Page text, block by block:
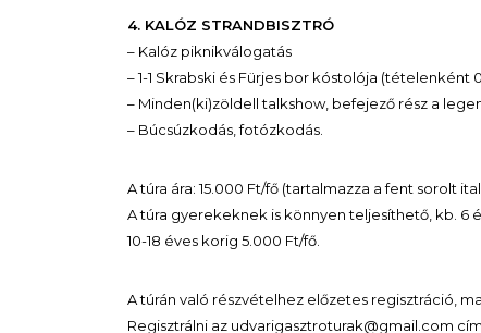
4. KALÓZ STRANDBISZTRÓ
– Kalóz piknikválogatás
– 1-1 Skrabski és Fürjes bor kóstolója (tételenként
– Minden(ki)zöldell talkshow, befejező rész a
– Búcsúzkodás, fotózkodás.
A túra ára: 15.000 Ft/fő (tartalmazza a fent sorolt
A túra gyerekeknek is könnyen teljesíthető, kb. 6
10-18 éves korig 5.000 Ft/fő.
A túrán való részvételhez előzetes regisztráció,
Regisztrálni az udvarigasztroturak@gmail.com